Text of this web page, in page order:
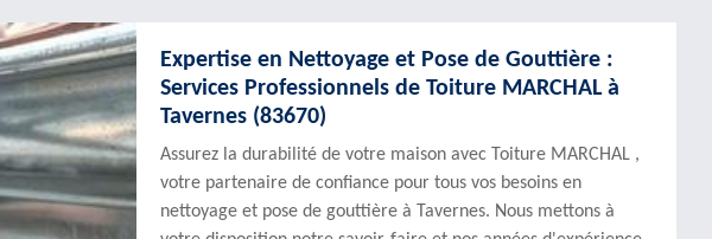
Expertise en Nettoyage et Pose de Gouttière :
Services Professionnels de Toiture MARCHAL à
Tavernes (83670)
Assurez la durabilité de votre maison avec Toiture MARCHAL ,
votre partenaire de confiance pour tous vos besoins en
nettoyage et pose de gouttière à Tavernes. Nous mettons à